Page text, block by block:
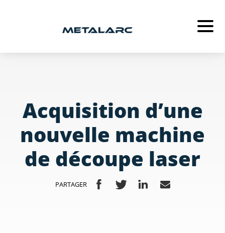
MÉTALLERIE
MENUISERIE
ACTUALITÉS
RECRUTEMENT
Acquisition d’une
nouvelle machine
de découpe laser
PARTAGER